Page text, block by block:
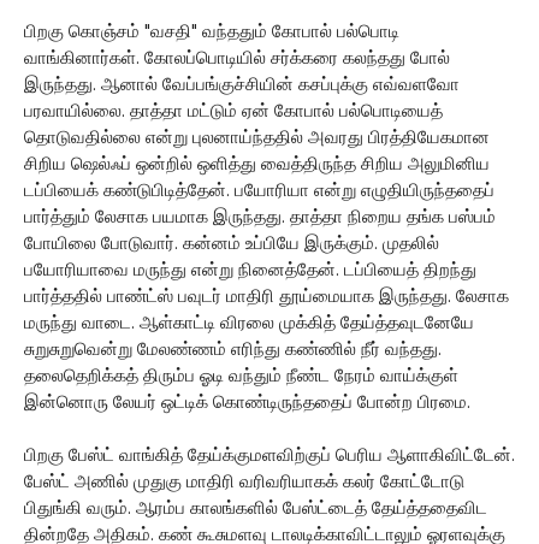
பிறகு கொஞ்சம் "வசதி" வந்ததும் கோபால் பல்பொடி
வாங்கினார்கள். கோலப்பொடியில் சர்க்கரை கலந்தது போல்
இருந்தது. ஆனால் வேப்பங்குச்சியின் கசப்புக்கு எவ்வளவோ
பரவாயில்லை. தாத்தா மட்டும் ஏன் கோபால் பல்பொடியைத்
தொடுவதில்லை என்று புலனாய்ந்ததில் அவரது பிரத்தியேகமான
சிறிய ஷெல்ஃப் ஒன்றில் ஒளித்து வைத்திருந்த சிறிய அலுமினிய
டப்பியைக் கண்டுபிடித்தேன். பயோரியா என்று எழுதியிருந்ததைப்
பார்த்தும் லேசாக பயமாக இருந்தது. தாத்தா நிறைய தங்க பஸ்பம்
போயிலை போடுவார். கன்னம் உப்பியே இருக்கும். முதலில்
பயோரியாவை மருந்து என்று நினைத்தேன். டப்பியைத் திறந்து
பார்த்ததில் பாண்ட்ஸ் பவுடர் மாதிரி தூய்மையாக இருந்தது. லேசாக
மருந்து வாடை. ஆள்காட்டி விரலை முக்கித் தேய்த்தவுடனேயே
சுறுசுறுவென்று மேலண்ணம் எரிந்து கண்ணில் நீர் வந்தது.
தலைதெறிக்கத் திரும்ப ஓடி வந்தும் நீண்ட நேரம் வாய்க்குள்
இன்னொரு லேயர் ஒட்டிக் கொண்டிருந்ததைப் போன்ற பிரமை.
பிறகு பேஸ்ட் வாங்கித் தேய்க்குமளவிற்குப் பெரிய ஆளாகிவிட்டேன்.
பேஸ்ட் அணில் முதுகு மாதிரி வரிவரியாகக் கலர் கோட்டோடு
பிதுங்கி வரும். ஆரம்ப காலங்களில் பேஸ்ட்டைத் தேய்த்ததைவிட
தின்றதே அதிகம். கண் கூசுமளவு டாலடிக்காவிட்டாலும் ஓரளவுக்கு